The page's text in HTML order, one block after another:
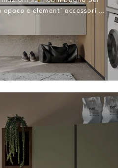
e elementi accessori ...